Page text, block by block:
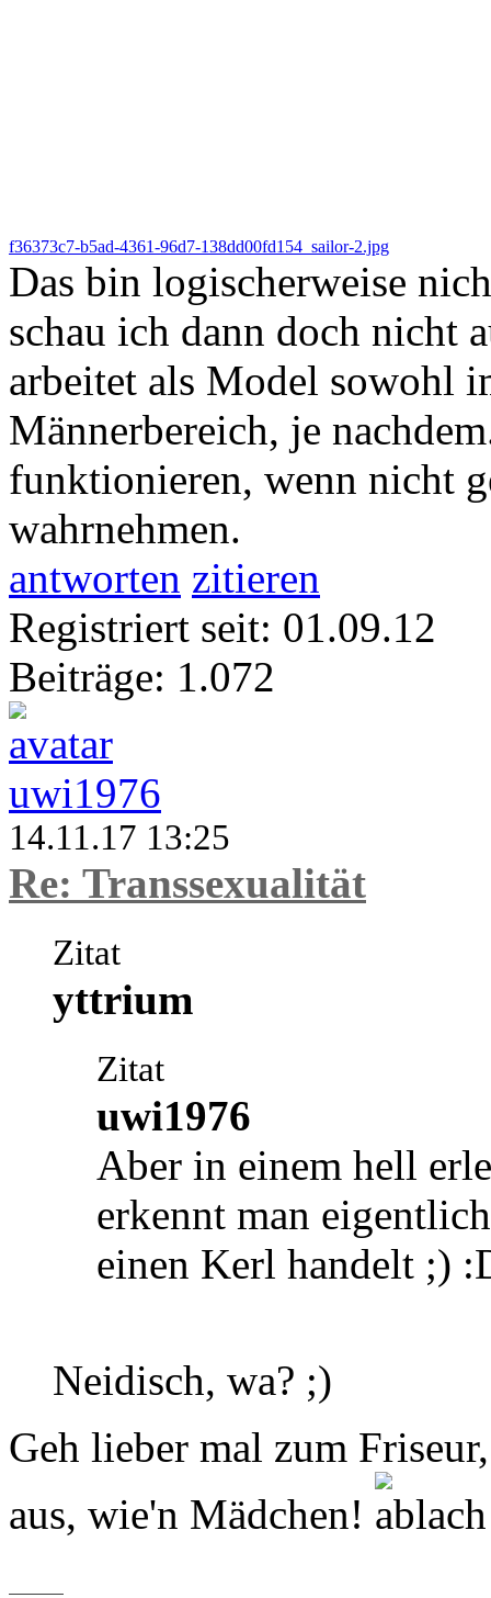
f36373c7-b5ad-4361-96d7-138dd00fd154_sailor-2.jpg
Das bin logischerweise
schau ich dann doch nicht
arbeitet als Model sowohl
Männerbereich, je
funktionieren, wenn nicht
wahrnehmen.
antworten zitieren
Registriert seit: 01.09.12
Beiträge: 1.072
uwi1976
14.11.17 13:25
Re: Transsexualität
Zitat
yttrium
Zitat
uwi1976
Aber in einem hell
erkennt man
einen Kerl handelt ;)
Neidisch, wa? ;)
Geh lieber mal zum
aus, wie'n Mädchen!